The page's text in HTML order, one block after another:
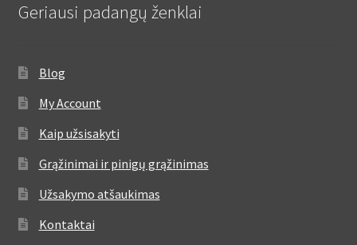
Geriausi padangų ženklai
Blog
My Account
Kaip užsisakyti
Grąžinimai ir pinigų grąžinimas
Užsakymo atšaukimas
Kontaktai